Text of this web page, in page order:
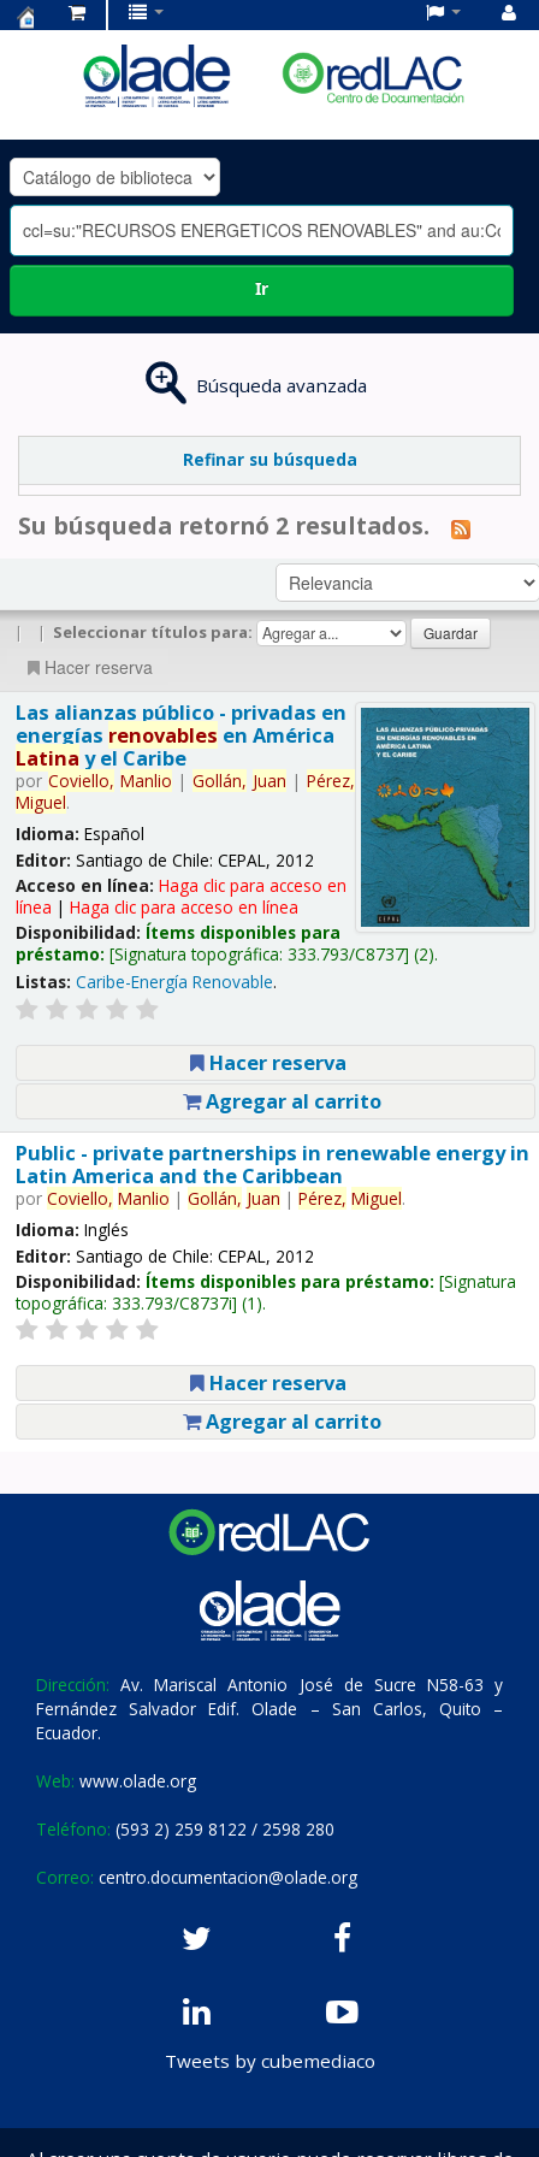
OLADE
-
Ir
Búsqueda avanzada
Refinar su búsqueda
Su búsqueda retornó 2 resultados.
| | Seleccionar títulos para:
Hacer reserva
Las alianzas público - privadas en
energías renovables en América
Latina y el Caribe
por Coviello, Manlio | Gollán, Juan | Pérez,
Miguel.
Idioma: Español
Editor: Santiago de Chile: CEPAL, 2012
Acceso en línea: Haga clic para acceso en
línea | Haga clic para acceso en línea
Disponibilidad: Ítems disponibles para
préstamo: Signatura topográfica: 333.793/C8737 (2).
Listas: Caribe-Energía Renovable.
Hacer reserva
Agregar al carrito
Public - private partnerships in renewable energy in
Latin America and the Caribbean
por Coviello, Manlio | Gollán, Juan | Pérez, Miguel.
Idioma: Inglés
Editor: Santiago de Chile: CEPAL, 2012
Disponibilidad: Ítems disponibles para préstamo: Signatura
topográfica: 333.793/C8737i (1).
Hacer reserva
Agregar al carrito
Dirección: Av. Mariscal Antonio José de Sucre N58-63 y
Fernández Salvador Edif. Olade – San Carlos, Quito –
Ecuador.
Web: www.olade.org
Teléfono: (593 2) 259 8122 / 2598 280
Correo: centro.documentacion@olade.org
Tweets by cubemediaco